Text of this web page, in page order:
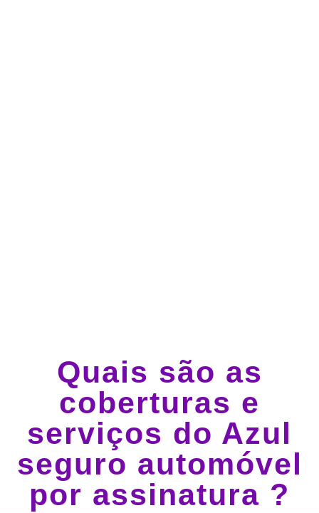
Quais são as
coberturas e
serviços do Azul
seguro automóvel
por assinatura ?